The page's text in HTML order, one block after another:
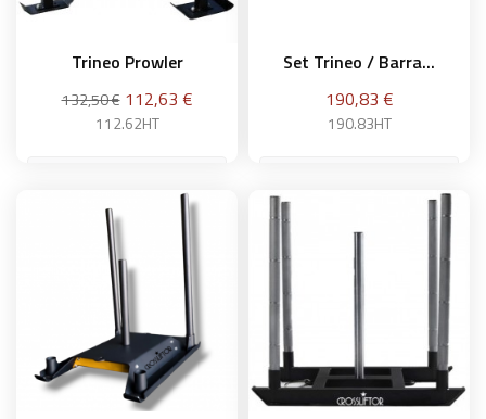
Trineo Prowler
Precio
132,50 € Precio
112,63 €
112.62HT
Añadir a la cesta
Set Trineo / Barra...
Precio
190,83 €
190.83HT
Añadir a la cesta